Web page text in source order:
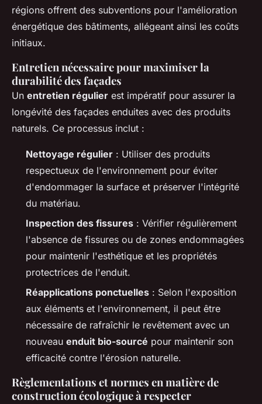
régions offrent des subventions pour l'amélioration
énergétique des bâtiments, allégeant ainsi les coûts
initiaux.
Entretien nécessaire pour maximiser la
durabilité des façades
Un entretien régulier est impératif pour assurer la
longévité des façades enduites avec des produits
naturels. Ce processus inclut :
Nettoyage régulier : Utiliser des produits
respectueux de l'environnement pour éviter
d'endommager la surface et préserver l'intégrité
du matériau.
Inspection des fissures : Vérifier régulièrement
l'absence de fissures ou de zones endommagées
pour maintenir l'esthétique et les propriétés
protectrices de l'enduit.
Réapplications ponctuelles : Selon l'exposition
aux éléments et l'environnement, il peut être
nécessaire de rafraîchir le revêtement avec un
nouveau enduit bio-sourcé pour maintenir son
efficacité contre l'érosion naturelle.
Règlementations et normes en matière de
construction écologique à respecter